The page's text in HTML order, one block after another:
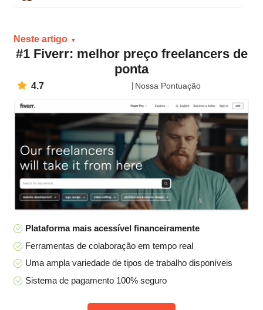
Neste artigo
#1 Fiverr: melhor preço freelancers de
ponta
4.7 Nossa Pontuação
Plataforma mais acessível financeiramente
Ferramentas de colaboração em tempo real
Uma ampla variedade de tipos de trabalho disponíveis
Sistema de pagamento 100% seguro